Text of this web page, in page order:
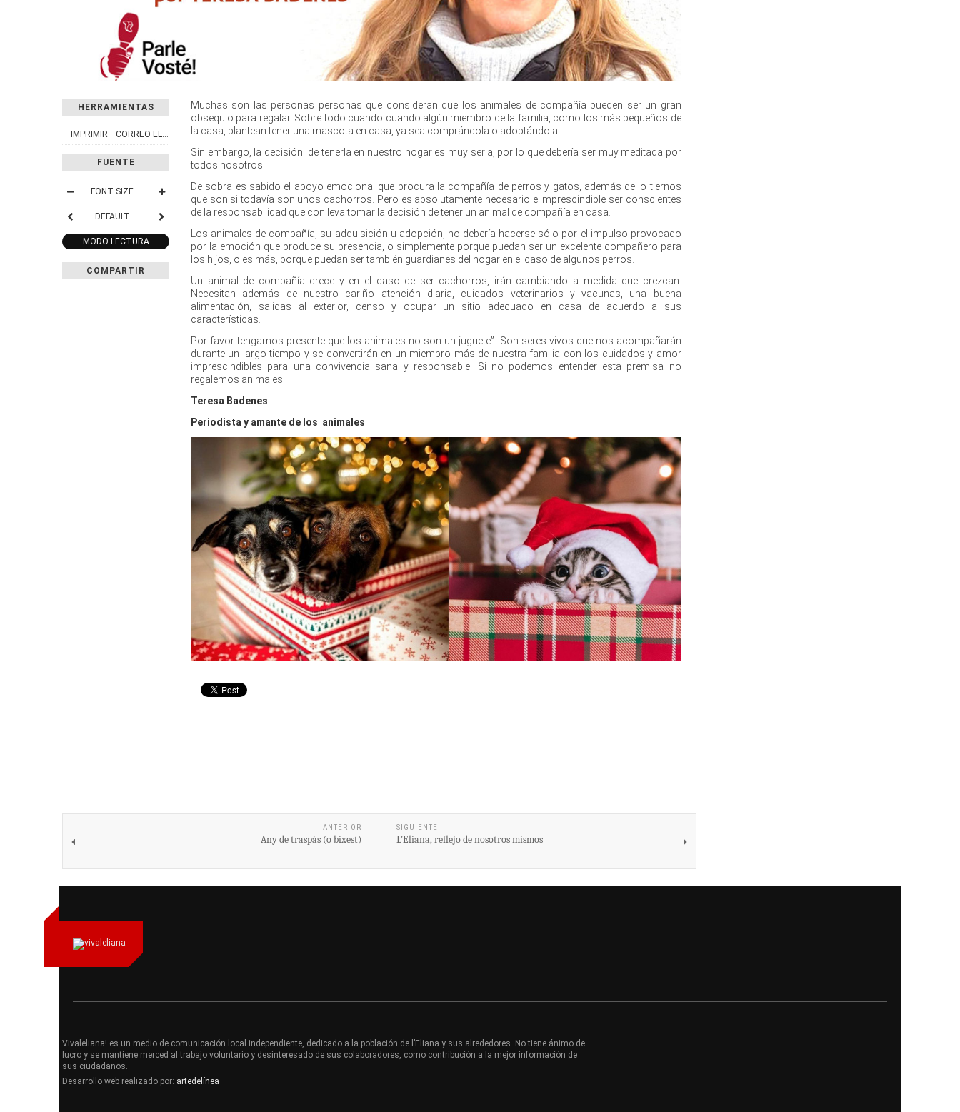
HERRAMIENTAS
IMPRIMIR CORREO ELECTRÓNICO
FUENTE
FONT SIZE
DEFAULT
MODO LECTURA
COMPARTIR
Muchas son las personas personas que consideran que los animales de compañía pueden ser un gran
obsequio para regalar. Sobre todo cuando cuando algún miembro de la familia, como los más pequeños de
la casa, plantean tener una mascota en casa, ya sea comprándola o adoptándola.
Sin embargo, la decisión de tenerla en nuestro hogar es muy seria, por lo que debería ser muy meditada por
todos nosotros
De sobra es sabido el apoyo emocional que procura la compañía de perros y gatos, además de lo tiernos
que son si todavía son unos cachorros. Pero es absolutamente necesario e imprescindible ser conscientes
de la responsabilidad que conlleva tomar la decisión de tener un animal de compañía en casa.
Los animales de compañía, su adquisición u adopción, no debería hacerse sólo por el impulso provocado
por la emoción que produce su presencia, o simplemente porque puedan ser un excelente compañero para
los hijos, o es más, porque puedan ser también guardianes del hogar en el caso de algunos perros.
Un animal de compañía crece y en el caso de ser cachorros, irán cambiando a medida que crezcan.
Necesitan además de nuestro cariño atención diaria, cuidados veterinarios y vacunas, una buena
alimentación, salidas al exterior, censo y ocupar un sitio adecuado en casa de acuerdo a sus
características.
Por favor tengamos presente que los animales no son un juguete”: Son seres vivos que nos acompañarán
durante un largo tiempo y se convertirán en un miembro más de nuestra familia con los cuidados y amor
imprescindibles para una convivencia sana y responsable. Si no podemos entender esta premisa no
regalemos animales.
Teresa Badenes
Periodista y amante de los animales
ANTERIOR
Any de traspàs (o bixest)
SIGUIENTE
L'Eliana, reflejo de nosotros mismos
Vivaleliana! es un medio de comunicación local independiente, dedicado a la población de l’Eliana y sus alrededores. No tiene ánimo de
lucro y se mantiene merced al trabajo voluntario y desinteresado de sus colaboradores, como contribución a la mejor información de
sus ciudadanos.
Desarrollo web realizado por: artedelínea